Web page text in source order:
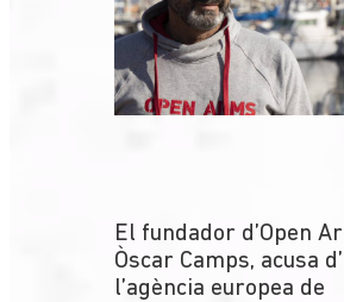
El fundador d’Open
Òscar Camps, acusa
l’agència europea de